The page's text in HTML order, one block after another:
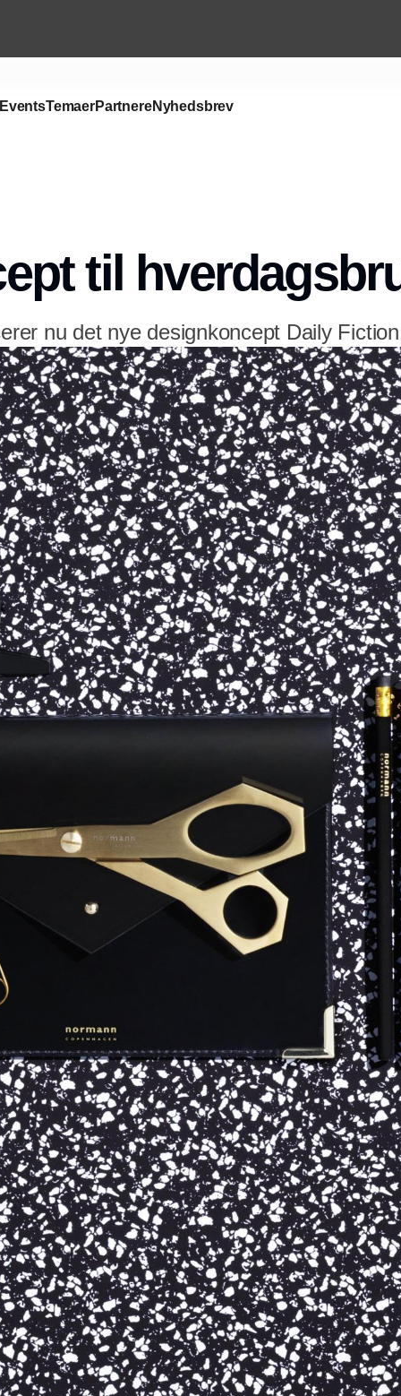
EventsTemaerPartnereNyhedsbrev
til
nu det nye designkoncept Daily